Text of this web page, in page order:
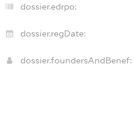
dossier.edrpo:
dossier.regDate:
dossier.foundersAndBenef: